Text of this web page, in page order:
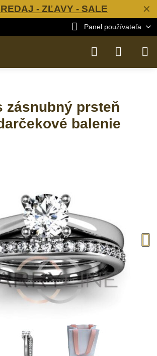
✕
- ZĽAVY - SALE
Panel používateľa
zásnubný prsteň
balenie